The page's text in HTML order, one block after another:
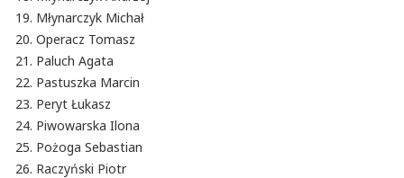
Młynarczyk Michał
Operacz Tomasz
Paluch Agata
Pastuszka Marcin
Peryt Łukasz
Piwowarska Ilona
Pożoga Sebastian
Raczyński Piotr